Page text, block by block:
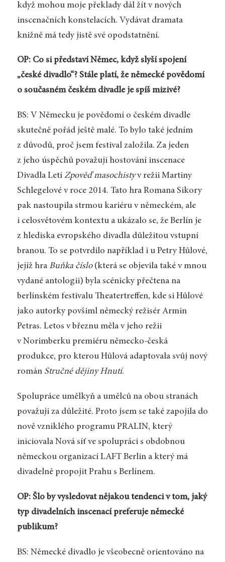
když mohou moje překlady dál žít v nových
inscenačních konstelacích. Vydávat dramata
knižně má tedy jistě své opodstatnění.
OP: Co si představí Němec, když slyší spojení
„české divadlo“? Stále platí, že německé povědomí
o současném českém divadle je spíš mizivé?
BS: V Německu je povědomí o českém divadle
skutečně pořád ještě malé. To bylo také jedním
z důvodů, proč jsem festival založila. Za jeden
z jeho úspěchů považuji hostování inscenace
Divadla Letí Zpověď masochistyv režii Martiny
Schlegelové v roce 2014. Tato hra Romana Sikory
pak nastoupila strmou kariéru v německém, ale
i celosvětovém kontextu a ukázalo se, že Berlín je
z hlediska evropského divadla důležitou vstupní
branou. To se potvrdilo například i u Petry Hůlové,
jejíž hra Buňka číslo(která se objevila také v mnou
vydané antologii) byla scénicky přečtena na
berlínském festivalu Theatertreffen, kde si Hůlové
jako autorky povšiml německý režisér Armin
Petras. Letos v březnu měla v jeho režii
v Norimberku premiéru německo-česká
produkce, pro kterou Hůlová adaptovala svůj nový
román Stručné dějiny Hnutí.
Spolupráce umělkyň a umělců na obou stranách
považuji za důležité. Proto jsem se také zapojila do
nově vzniklého programu PRALIN, který
iniciovala Nová síť ve spolupráci s obdobnou
německou organizací LAFT Berlin a který má
divadelně propojit Prahu s Berlínem.
OP: Šlo by vysledovat nějakou tendenci v tom, jaký
typ divadelních inscenací preferuje německé
publikum?
BS: Německé divadlo je všeobecně orientováno na